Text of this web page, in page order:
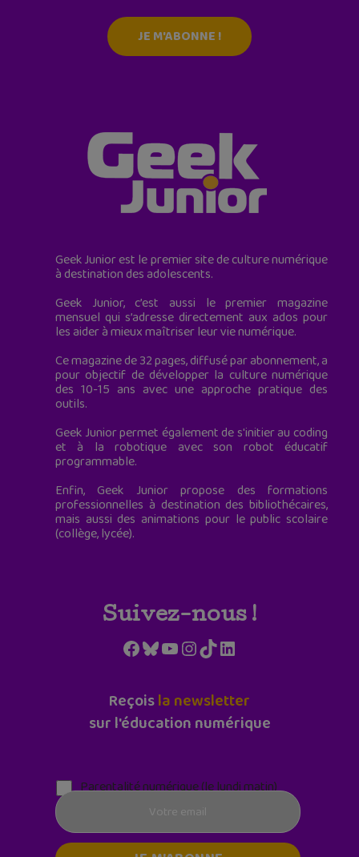
JE M'ABONNE !
Geek Junior est le premier site de culture numérique
à destination des adolescents.
Geek Junior, c’est aussi le premier magazine
mensuel qui s’adresse directement aux ados pour
les aider à mieux maîtriser leur vie numérique.
Ce magazine de 32 pages, diffusé par abonnement, a
pour objectif de développer la culture numérique
des 10-15 ans avec une approche pratique des
outils.
Geek Junior permet également de s'initier au coding
et à la robotique avec son robot éducatif
programmable.
Enfin, Geek Junior propose des formations
professionnelles à destination des bibliothécaires,
mais aussi des animations pour le public scolaire
(collège, lycée).
Suivez-nous !
Facebook
Bluesky
YouTube
Instagram
TikTokLinkedIn
Reçoisla newsletter
sur l'éducation numérique
Parentalité numérique (le lundi matin)